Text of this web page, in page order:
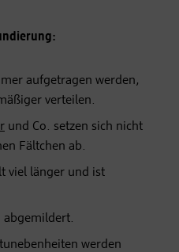
aufgetragen werden,
verteilen.
und Co. setzen sich nicht
Fältchen ab.
viel länger und ist
abgemildert.
werden